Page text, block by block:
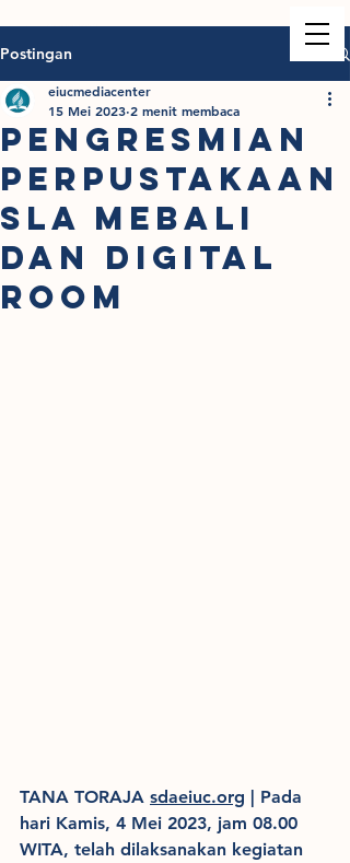
Postingan
PENGRESMIAN
PERPUSTAKAAN
SLA MEBALI
DAN DIGITAL
ROOM
eiucmediacenter
15 Mei 2023 2 menit membaca
TANA TORAJA sdaeiuc.org | Pada
hari Kamis, 4 Mei 2023, jam 08.00
WITA, telah dilaksanakan kegiatan